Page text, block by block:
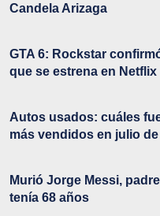
Candela Arizaga
GTA 6: Rockstar
que se estrena en Netflix
Autos usados: cuáles
más vendidos en julio de
Murió Jorge Messi,
tenía 68 años